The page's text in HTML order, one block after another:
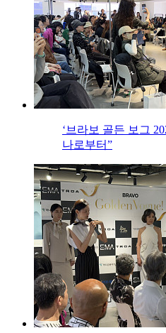
‘브라보 골든 보그
나로부터”